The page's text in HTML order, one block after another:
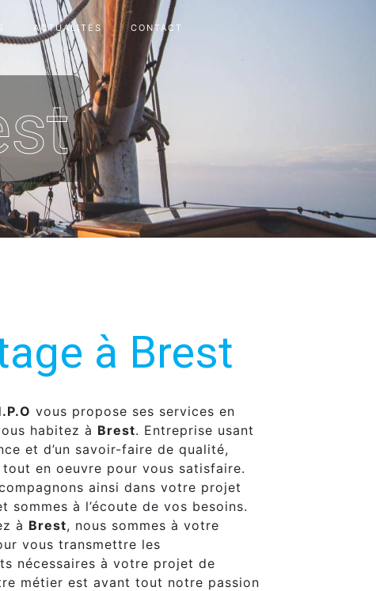
ACTUALITÉS CONTACT
à Brest
vous propose ses services en
habitez à Brest. Entreprise usant
et d’un savoir-faire de qualité,
en oeuvre pour vous satisfaire.
ainsi dans votre projet
sommes à l’écoute de vos besoins.
à Brest, nous sommes à votre
vous transmettre les
nécessaires à votre projet de
métier est avant tout notre passion